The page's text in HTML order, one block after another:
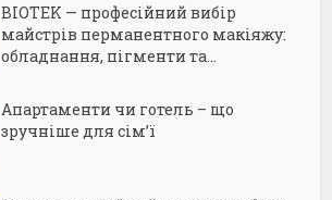
BIOTEK — професійний вибір
майстрів перманентного макіяжу:
обладнання, пігменти та...
Апартаменти чи готель – що
зручніше для сім’ї